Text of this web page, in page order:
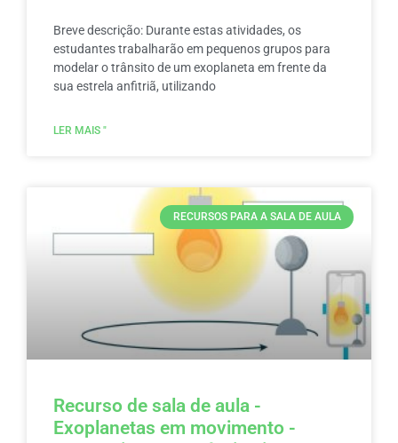
Breve descrição: Durante estas atividades, os
estudantes trabalharão em pequenos grupos para
modelar o trânsito de um exoplaneta em frente da
sua estrela anfitriã, utilizando
LER MAIS "
RECURSOS PARA A SALA DE AULA
Recurso de sala de aula -
Exoplanetas em movimento -